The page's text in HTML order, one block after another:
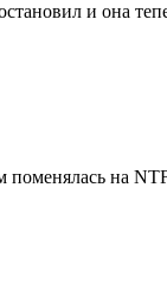
и она
поменялась на